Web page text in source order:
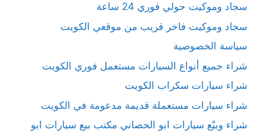
سجاد وموكيت حولي فوري 24 ساعة
سجاد وموكيت فاخر قريب من موقعي الكويت
سياسة الخصوصية
شراء جميع أنواع السيارات مستعمل فوري الكويت
شراء سيارات سكراب الكويت
شراء سيارات مستعملة قديمة مدعومة في الكويت
شراء وبيْع سيارات ابو الحصاني مكتب بيع سيارات ابو